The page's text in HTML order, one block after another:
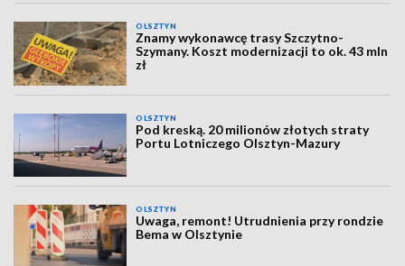
OLSZTYN
Znamy wykonawcę trasy Szczytno-
Szymany. Koszt modernizacji to ok. 43 mln
zł
OLSZTYN
Pod kreską. 20 milionów złotych straty
Portu Lotniczego Olsztyn-Mazury
OLSZTYN
Uwaga, remont! Utrudnienia przy rondzie
Bema w Olsztynie